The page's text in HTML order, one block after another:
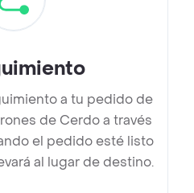
a tu pedido de
de Cerdo a través
el pedido esté listo
al lugar de destino.